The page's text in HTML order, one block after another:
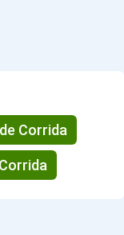
Corrida
Corrida